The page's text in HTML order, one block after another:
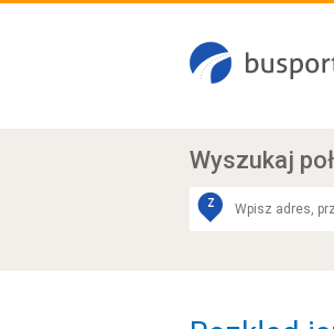
Wyszukaj
Z